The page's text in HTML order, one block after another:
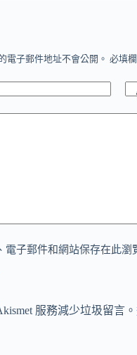
電子郵件地址不會公開。 必填
電子郵件和網站保存在此瀏
服務減少垃圾留言。